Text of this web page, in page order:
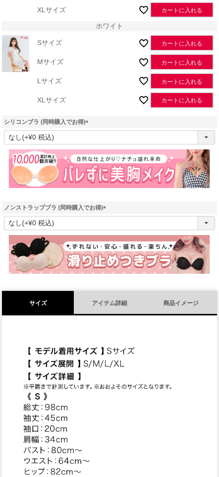
XLサイズ カートに入れる
ホワイト
Sサイズ カートに入れる
Mサイズ カートに入れる
Lサイズ カートに入れる
XLサイズ カートに入れる
シリコンブラ (同時購入でお得)
(
須
)
ノンストラップブラ (同時購入でお得)
(
須
)
サイズ アイテム詳細 商品イメージ